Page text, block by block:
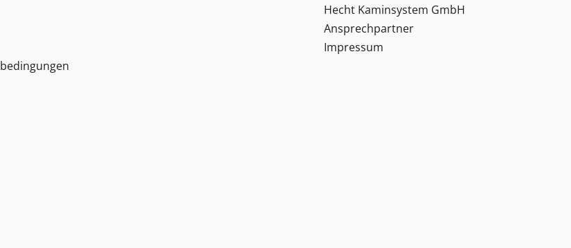
Hecht Kaminsystem GmbH
Ansprechpartner
Impressum